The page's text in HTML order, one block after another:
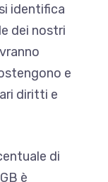
identifica
dei nostri
e
diritti e
di
è